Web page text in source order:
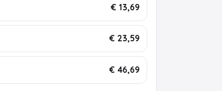
€ 13,69
€ 23,59
€ 46,69